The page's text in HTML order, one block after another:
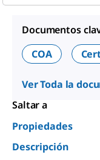
Documentos
COA
Ver Toda la
Saltar a
Propiedades
Descripción